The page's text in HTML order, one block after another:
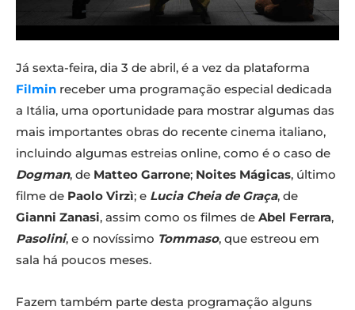
Já sexta-feira, dia 3 de abril, é a vez da plataforma
Filmin receber uma programação especial dedicada
a Itália, uma oportunidade para mostrar algumas das
mais importantes obras do recente cinema italiano,
incluindo algumas estreias online, como é o caso de
Dogman, de Matteo Garrone; Noites Mágicas, último
filme de Paolo Virzì; e Lucia Cheia de Graça, de
Gianni Zanasi, assim como os filmes de Abel Ferrara,
Pasolini, e o novíssimo Tommaso, que estreou em
sala há poucos meses.
Fazem também parte desta programação alguns